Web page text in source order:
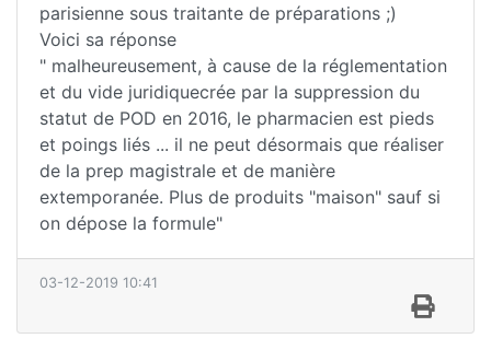
parisienne sous traitante de préparations ;)
Voici sa réponse
" malheureusement, à cause de la réglementation
et du vide juridiquecrée par la suppression du
statut de POD en 2016, le pharmacien est pieds
et poings liés ... il ne peut désormais que réaliser
de la prep magistrale et de manière
extemporanée. Plus de produits "maison" sauf si
on dépose la formule"
03-12-2019 10:41